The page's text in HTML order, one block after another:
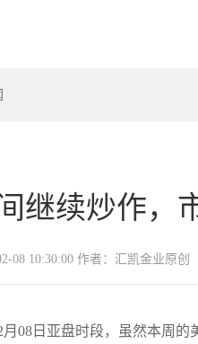
继续炒作，
08 10:30:00 作者：汇凯金业原创
月08日亚盘时段，虽然本周